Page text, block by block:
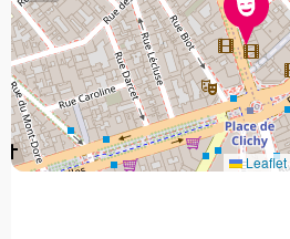
Leaflet